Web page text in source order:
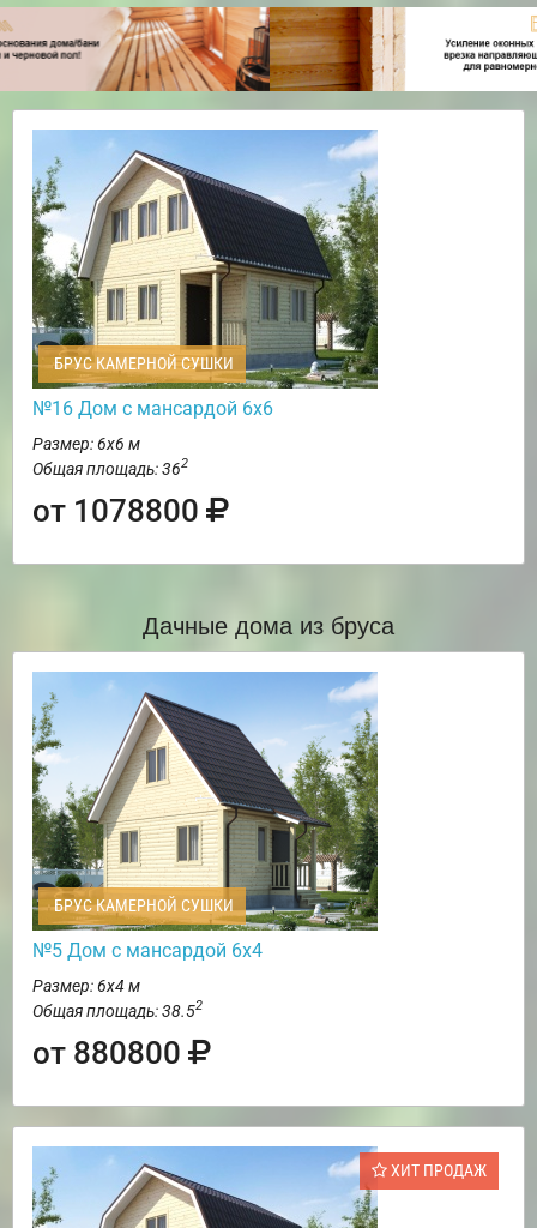
БРУС КАМЕРНОЙ СУШКИ
№16 Дом с мансардой 6х6
Размер: 6х6 м
Общая площадь: 362
от 1078800
Дачные дома из бруса
БРУС КАМЕРНОЙ СУШКИ
№5 Дом с мансардой 6х4
Размер: 6х4 м
Общая площадь: 38.52
от 880800
ХИТ ПРОДАЖ